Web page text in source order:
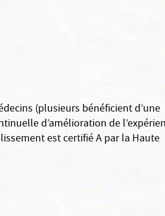
(plusieurs bénéficient d’une
d’amélioration de
est certifié A par la Haute